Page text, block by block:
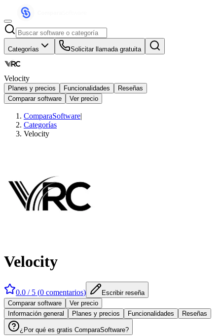
Categorías Solicitar llamada gratuita
Velocity
Planes y precios Funcionalidades
Reseñas
Comparar software
Ver precio
ComparaSoftware|
Categorías
Velocity
Velocity
0.0 / 5 (0 comentarios)
Escribir reseña
Comparar software
Ver precio
Información general
Planes y precios Funcionalidades Reseñas
¿Por qué es gratis ComparaSoftware?